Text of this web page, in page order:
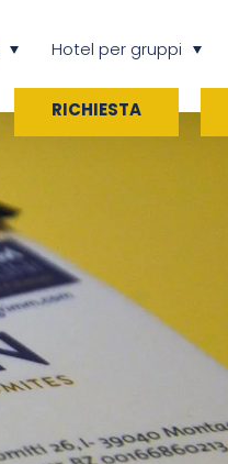
RICHIESTA
Hotel per gruppi